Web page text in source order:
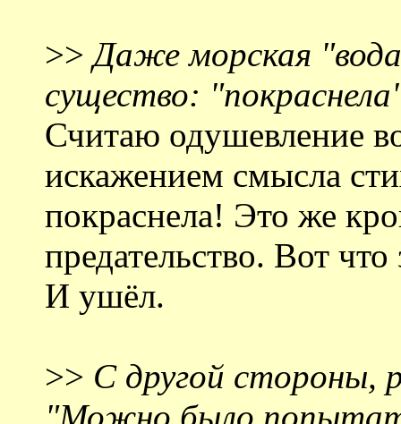
>>Даже морская
существо:
Считаю одушевление
искажением смысла
покраснела! Это же
предательство. Вот
И ушёл.
>> С другой стороны,